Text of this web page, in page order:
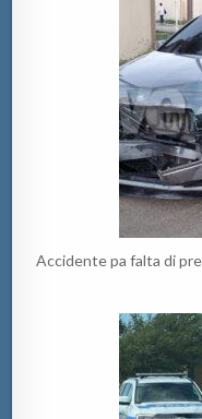
Accidente pa falta di